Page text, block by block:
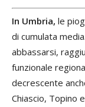
In Umbria, le
di cumulata
abbassarsi,
funzionale
decrescente
Chiascio, Topino